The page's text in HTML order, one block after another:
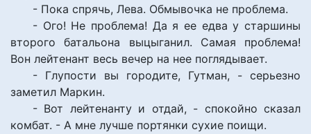
- Пока спрячь, Лева. Обмывочка не проблема.
- Ого! Не проблема! Да я ее едва у старшины
второго батальона выцыганил. Самая проблема!
Вон лейтенант весь вечер на нее поглядывает.
- Глупости вы городите, Гутман, - серьезно
заметил Маркин.
- Вот лейтенанту и отдай, - спокойно сказал
комбат. - А мне лучше портянки сухие поищи.